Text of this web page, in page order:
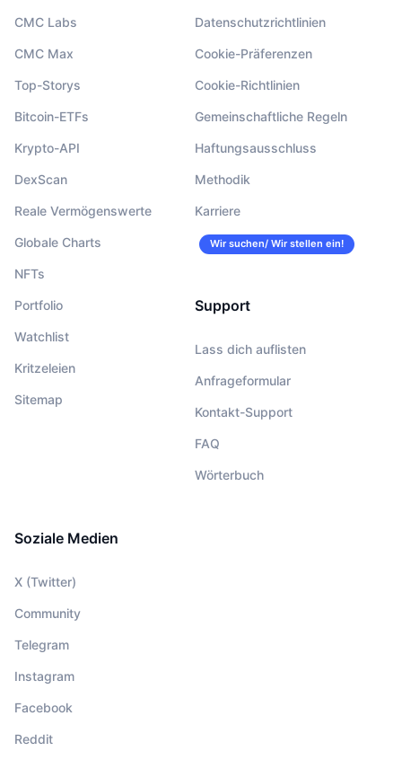
CMC Labs
CMC Max
Top-Storys
Bitcoin-ETFs
Krypto-API
DexScan
Reale Vermögenswerte
Globale Charts
NFTs
Portfolio
Watchlist
Kritzeleien
Sitemap
Datenschutzrichtlinien
Cookie-Präferenzen
Cookie-Richtlinien
Gemeinschaftliche Regeln
Haftungsausschluss
Methodik
Karriere
Wir suchen/ Wir stellen ein!
Support
Lass dich auflisten
Anfrageformular
Kontakt-Support
FAQ
Wörterbuch
Soziale Medien
X (Twitter)
Community
Telegram
Instagram
Facebook
Reddit